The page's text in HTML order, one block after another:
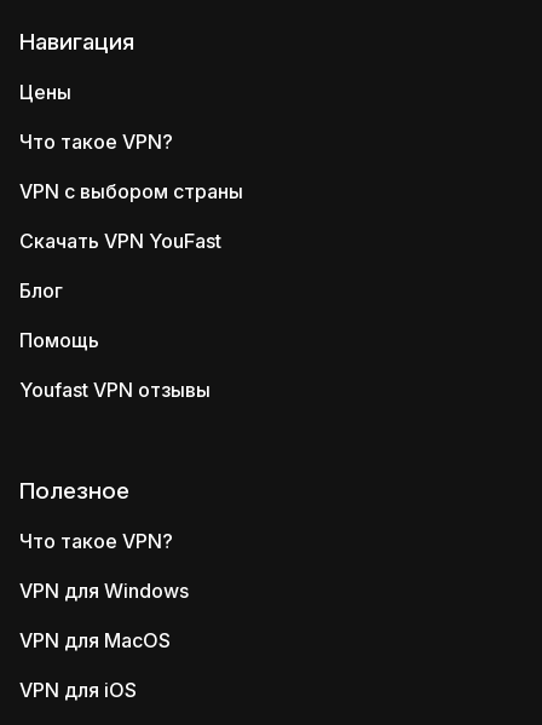
Навигация
Цены
Что такое VPN?
VPN с выбором страны
Скачать VPN YouFast
Блог
Помощь
Youfast VPN отзывы
Полезное
Что такое VPN?
VPN для Windows
VPN для MacOS
VPN для iOS